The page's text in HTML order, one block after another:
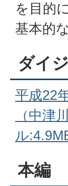
を目的
基本的
ダイ
平成22
（中津
ル
本編